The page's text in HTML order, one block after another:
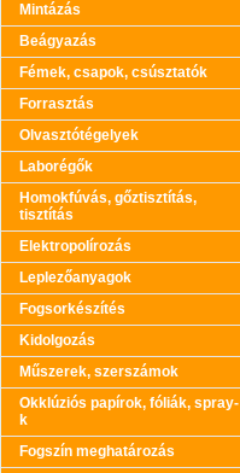
Mintázás
Beágyazás
Fémek, csapok, csúsztatók
Forrasztás
Olvasztótégelyek
Laborégők
Homokfúvás, gőztisztítás,
tisztítás
Elektropolírozás
Leplezőanyagok
Fogsorkészítés
Kidolgozás
Műszerek, szerszámok
Okklúziós papírok, fóliák, spray-
k
Fogszín meghatározás